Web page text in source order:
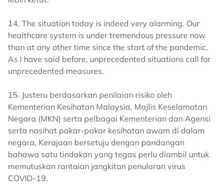
14. The situation today is indeed very alarming. Our
healthcare system is under tremendous pressure now
than at any other time since the start of the pandemic.
As I have said before, unprecedented situations call for
unprecedented measures.
15. Justeru berdasarkan penilaian risiko oleh
Kementerian Kesihatan Malaysia, Majlis Keselamatan
Negara (MKN) serta pelbagai Kementerian dan Agensi
serta nasihat pakar-pakar kesihatan awam di dalam
negara, Kerajaan bersetuju dengan pandangan
bahawa satu tindakan yang tegas perlu diambil untuk
memutuskan rantaian jangkitan penularan virus
COVID-19.